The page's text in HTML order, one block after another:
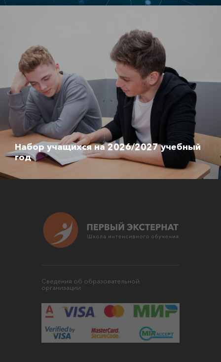
Набор учащихся на 2026/2027 учебный
год
Сведения об образовательной
организации